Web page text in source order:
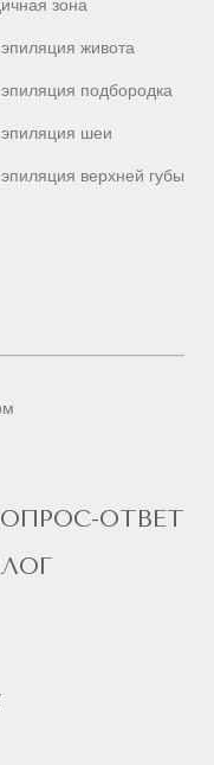
зона
живота
подбородка
шеи
верхней губы
ОТВЕТ